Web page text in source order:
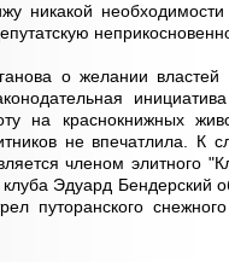
необходимости
о желании
на краснокнижных
не впечатлила.
членом элитного
клуба Эдуард
путоранского